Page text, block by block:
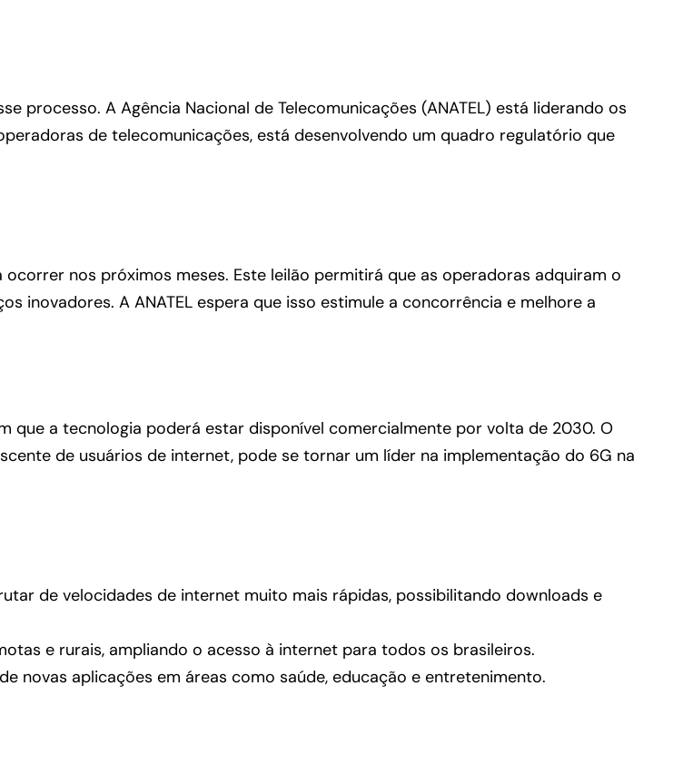
processo. A Agência Nacional de Telecomunicações (ANATEL) está liderando os
de telecomunicações, está desenvolvendo um quadro regulatório que
nos próximos meses. Este leilão permitirá que as operadoras adquiram o
inovadores. A ANATEL espera que isso estimule a concorrência e melhore a
que a tecnologia poderá estar disponível comercialmente por volta de 2030. O
de usuários de internet, pode se tornar um líder na implementação do 6G na
de velocidades de internet muito mais rápidas, possibilitando downloads e
e rurais, ampliando o acesso à internet para todos os brasileiros.
novas aplicações em áreas como saúde, educação e entretenimento.